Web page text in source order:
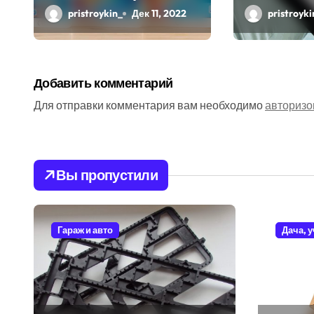
п
с
я
pristroykin_ Дек 11, 2022
и
Добавить комментарий
Для отправки комментария вам необходимо
Вы пропустили
Гараж и авто Дача,